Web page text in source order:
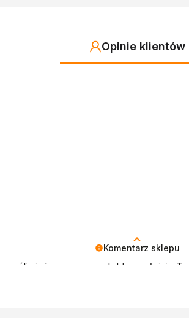
Opinie klientów
Komentarz sklepu
że nasze produkty spełniają